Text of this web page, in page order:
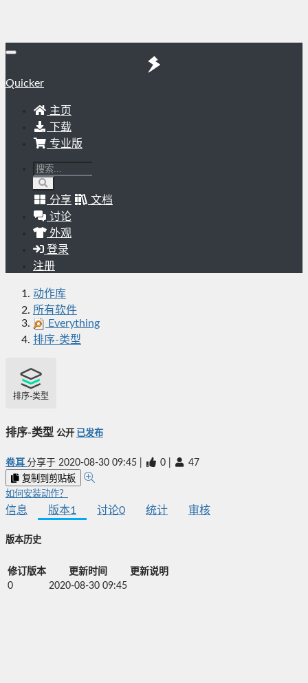
Quicker
主页
下载
专业版
分享
文档
讨论
外观
登录
注册
动作库
所有软件
Everything
排序-类型
排序-类型
排序-类型 公开 已发布
卷耳 分享于 2020-08-30 09:45 0 47
复制到剪贴板
如何安装动作？
信息 版本1 讨论0 统计 审核
版本历史
修订版本 更新时间
更新说明
0
2020-08-30 09:45